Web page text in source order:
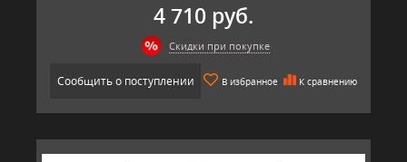
4 710 руб.
Скидки при покупке
Сообщить о поступлении В избранное К сравнению